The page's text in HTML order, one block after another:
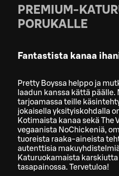
PREMIUM-
PORUKALLE
Fantastista kanaa
Pretty Boyssa helppo ja
laadun kanssa kättä päälle.
tarjoamassa teille
jokaisella yksityiskohdalla
Kotimaista kanaa sekä The
vegaanista NoChickeniä,
tuoreista raaka-aineista
autenttisia
Katuruokamaista karskiutta
tasapainossa. Tervetuloa!